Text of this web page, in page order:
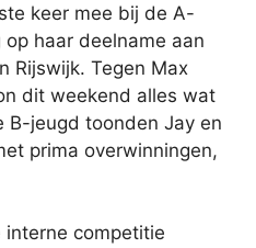
keer mee bij de A-
haar deelname aan
Rijswijk. Tegen Max
dit weekend alles wat
B-jeugd toonden Jay en
prima overwinningen,
interne competitie